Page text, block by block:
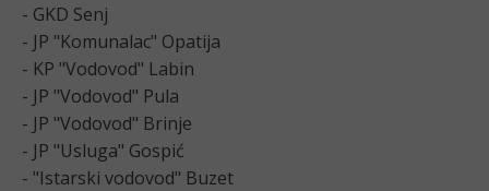
- GKD Senj
- JP "Komunalac" Opatija
- KP "Vodovod" Labin
- JP "Vodovod" Pula
- JP "Vodovod" Brinje
- JP "Usluga" Gospić
- "Istarski vodovod" Buzet